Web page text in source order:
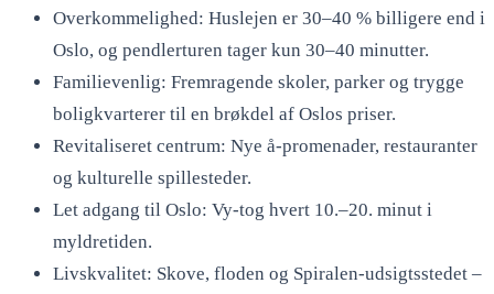
Overkommelighed: Huslejen er 30–40 % billigere end i
Oslo, og pendlerturen tager kun 30–40 minutter.
Familievenlig: Fremragende skoler, parker og trygge
boligkvarterer til en brøkdel af Oslos priser.
Revitaliseret centrum: Nye å-promenader, restauranter
og kulturelle spillesteder.
Let adgang til Oslo: Vy-tog hvert 10.–20. minut i
myldretiden.
Livskvalitet: Skove, floden og Spiralen-udsigtsstedet –